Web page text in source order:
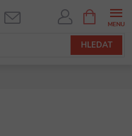
HLEDAT
NÁKUPNÍ
KOŠÍK